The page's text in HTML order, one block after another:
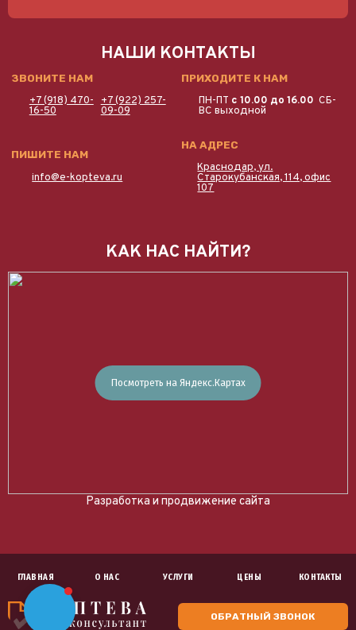
НАШИ КОНТАКТЫ
ЗВОНИТЕ НАМ
+7 (918) 470-
16-50
+7 (922) 257-
09-09
ПРИХОДИТЕ К НАМ
ПН-ПТ с 10.00 до 16.00 СБ-
ВС выходной
ПИШИТЕ НАМ
info@e-kopteva.ru
НА АДРЕС
Краснодар, ул.
Старокубанская, 114, офис
107
КАК НАС НАЙТИ?
Посмотреть наЯндекс.Картах
Разработка и продвижение сайта
ГЛАВНАЯ О НАС УСЛУГИ ЦЕНЫ КОНТАКТЫ
ОБРАТНЫЙ ЗВОНОК